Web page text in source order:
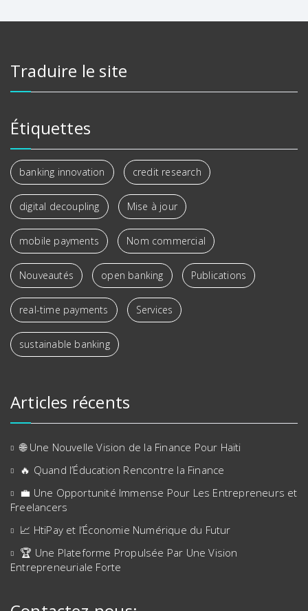
Traduire le site
Étiquettes
banking innovation credit research
digital decoupling Mise à jour
mobile payments Nom commercial
Nouveautés open banking Publications
real-time payments Services
sustainable banking
Articles récents
🌐 Une Nouvelle Vision de la Finance Pour Haïti
🔥 Quand l’Éducation Rencontre la Finance
💼 Une Opportunité Immense Pour Les Entrepreneurs et
Freelancers
📈 HtiPay et l’Économie Numérique du Futur
🏆 Une Plateforme Propulsée Par Une Vision
Entrepreneuriale Forte